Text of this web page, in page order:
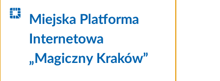
Miejska Platforma
Internetowa
„Magiczny Kraków”